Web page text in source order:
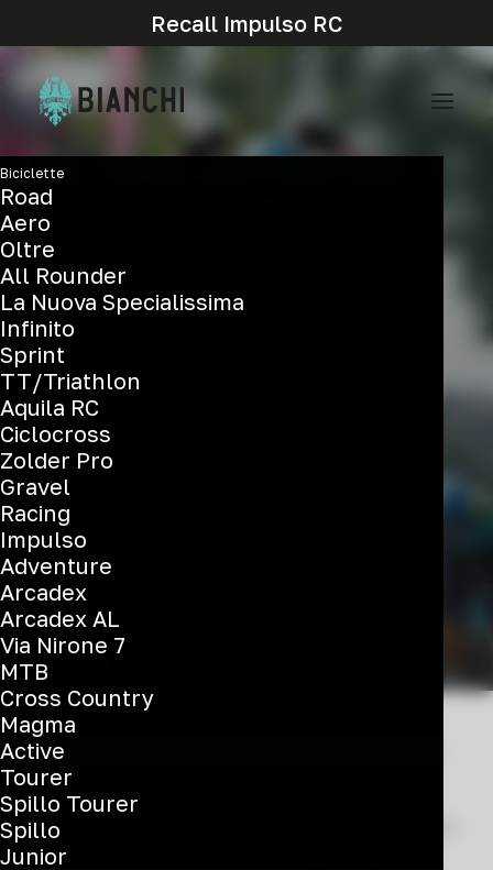
Recall Impulso RC
Biciclette
Road
Aero
Oltre
All Rounder
La Nuova Specialissima
Infinito
Sprint
TT/Triathlon
Aquila RC
Ciclocross
Zolder Pro
Gravel
Racing
Impulso
Adventure
Arcadex
Arcadex AL
Via Nirone 7
MTB
Cross Country
Magma
Active
Tourer
Spillo Tourer
Spillo
Junior
ricordare al Giro d'Italia
Alec Segaert conquista la 12ª tappa
Eulálio consolida il proprio vantaggio in